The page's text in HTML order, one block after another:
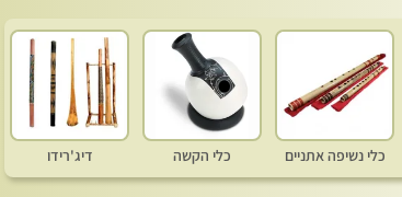
כלי נשיפה אתניים כלי הקשה דיג'רידו